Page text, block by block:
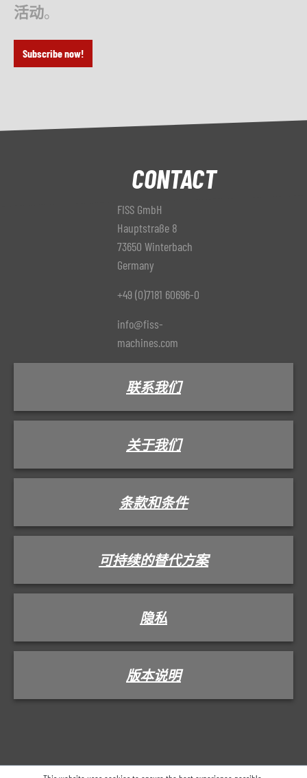
活动。
Subscribe now!
CONTACT
FISS GmbH
Hauptstraße 8
73650 Winterbach
Germany
+49 (0)7181 60696-0
info@fiss-
machines.com
联系我们
关于我们
条款和条件
可持续的替代方案
隐私
版本说明